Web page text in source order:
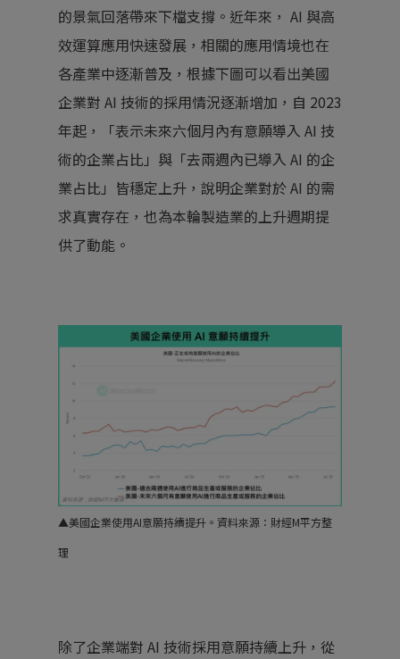
的景氣回落帶來下檔支撐。近年來， AI 與高
效運算應用快速發展，相關的應用情境也在
各產業中逐漸普及，根據下圖可以看出美國
企業對 AI 技術的採用情況逐漸增加，自 2023
年起，「表示未來六個月內有意願導入 AI 技
術的企業占比」與「去兩週內已導入 AI 的企
業占比」皆穩定上升，說明企業對於 AI 的需
求真實存在，也為本輪製造業的上升週期提
供了動能。
▲美國企業使用AI意願持續提升。 資料來源：財經M平方整
理
除了企業端對 AI 技術採用意願持續上升，從